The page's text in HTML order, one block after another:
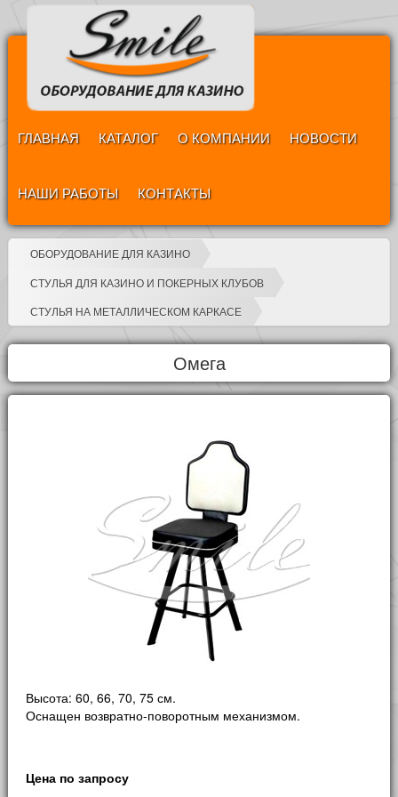
ГЛАВНАЯ КАТАЛОГ О КОМПАНИИ НОВОСТИ
НАШИ РАБОТЫ КОНТАКТЫ
ОБОРУДОВАНИЕ ДЛЯ КАЗИНО
СТУЛЬЯ ДЛЯ КАЗИНО И ПОКЕРНЫХ КЛУБОВ
СТУЛЬЯ НА МЕТАЛЛИЧЕСКОМ КАРКАСЕ
Омега
Высота: 60, 66, 70, 75 см.
Оснащен возвратно-поворотным механизмом.
Цена по запросу